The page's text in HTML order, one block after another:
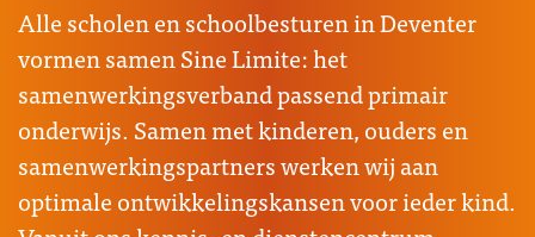
Alle scholen en schoolbesturen in Deventer
vormen samen Sine Limite: het
samenwerkingsverband passend primair
onderwijs. Samen met kinderen, ouders en
samenwerkingspartners werken wij aan
optimale ontwikkelingskansen voor ieder kind.